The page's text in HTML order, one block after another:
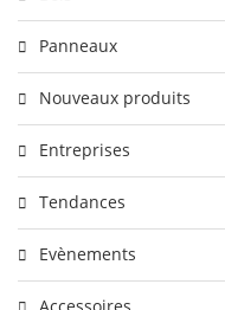
Panneaux
Nouveaux produits
Entreprises
Tendances
Evènements